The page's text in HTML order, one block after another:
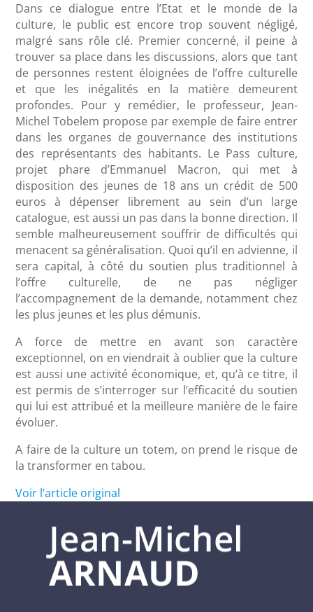
Dans ce dialogue entre l’Etat et le monde de la
culture, le public est encore trop souvent négligé,
malgré sans rôle clé. Premier concerné, il peine à
trouver sa place dans les discussions, alors que tant
de personnes restent éloignées de l’offre culturelle
et que les inégalités en la matière demeurent
profondes. Pour y remédier, le professeur, Jean-
Michel Tobelem propose par exemple de faire entrer
dans les organes de gouvernance des institutions
des représentants des habitants. Le Pass culture,
projet phare d’Emmanuel Macron, qui met à
disposition des jeunes de 18 ans un crédit de 500
euros à dépenser librement au sein d’un large
catalogue, est aussi un pas dans la bonne direction. Il
semble malheureusement souffrir de difficultés qui
menacent sa généralisation. Quoi qu’il en advienne, il
sera capital, à côté du soutien plus traditionnel à
l’offre culturelle, de ne pas négliger
l’accompagnement de la demande, notamment chez
les plus jeunes et les plus démunis.
A force de mettre en avant son caractère
exceptionnel, on en viendrait à oublier que la culture
est aussi une activité économique, et, qu’à ce titre, il
est permis de s’interroger sur l’efficacité du soutien
qui lui est attribué et la meilleure manière de le faire
évoluer.
A faire de la culture un totem, on prend le risque de
la transformer en tabou.
Voir l’article original